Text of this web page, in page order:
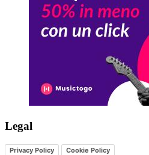
Legal
Privacy Policy Cookie Policy